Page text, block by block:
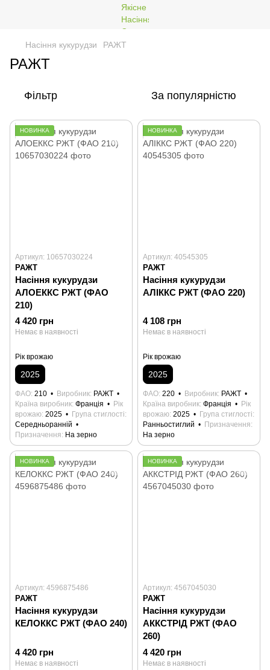
Насіння кукурудзи РАЖТ
РАЖТ
Фільтр За популярністю
НОВИНКА
Артикул: 10657030224
РАЖТ
Насіння кукурудзи
АЛОЕККС РЖТ (ФАО
210)
4 420 грн
Немає в наявності
Рік врожаю
2025
ФАО 210 Виробник РАЖТ
Країна виробник Франція
Рік
врожаю 2025
Група стиглості
Середньоранній
Призначення
На зерно
НОВИНКА
Артикул: 40545305
РАЖТ
Насіння кукурудзи
АЛІККС РЖТ (ФАО 220)
4 108 грн
Немає в наявності
Рік врожаю
2025
ФАО 220 Виробник РАЖТ
Країна виробник Франція
Рік
врожаю 2025
Група стиглості
Ранньостиглий
Призначення
На зерно
НОВИНКА
Артикул: 4596875486
РАЖТ
Насіння кукурудзи
КЕЛОККС РЖТ (ФАО 240)
4 420 грн
Немає в наявності
НОВИНКА
Артикул: 4567045030
РАЖТ
Насіння кукурудзи
АККСТРІД РЖТ (ФАО
260)
4 420 грн
Немає в наявності